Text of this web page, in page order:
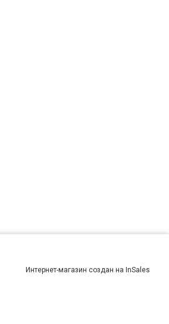
Интернет-магазин создан на InSales